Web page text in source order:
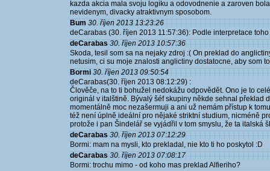
kazda akcia mala svoju logiku a odovodnenie a zaroven
nevidenym, divacky atraktivnym sposobom.
Bum 30. říjen 2013 13:23:26
deCarabas (30. říjen 2013 11:57:36): Podle interpretace
deCarabas 30. říjen 2013 10:57:36
Skoda, tesil som sa na nejaky zdroj :( On preklad do
netusim, ci su moje znalosti anglictiny dostatocne, aby som
Bormi 30. říjen 2013 09:50:54
deCarabas(30. říjen 2013 08:12:29) :
Člověče, na to ti bohužel nedokážu odpovědět. Ono je to
originál v italštině. Bývalý šéf skupiny někde sehnal překlad
momentálně moc nezašermuji a ani už nemám přístup k
též není úplně ideální pro nějaké striktní studium, nicméně
protože i pan Šindelář se vyjádřil v tom smyslu, že ta italská
deCarabas 30. říjen 2013 07:12:29
Bormi: mam na mysli, kto prekladal, nie kto ti ho poskytol :D
deCarabas 30. říjen 2013 07:08:17
Bormi: trochu mimo - od koho mas preklad Alfieriho?